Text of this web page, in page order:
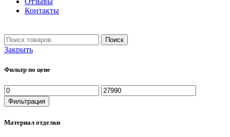
Контакты
Поиск
Закрыть
Фильтр по цене
Минимальная
цена
Максимальная
цена
Фильтрация
Материал отделки